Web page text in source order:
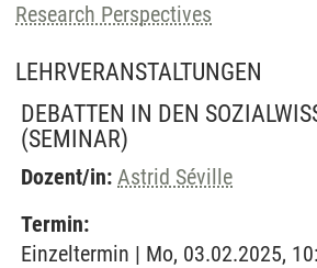
Research Perspectives
LEHRVERANSTALTUNGEN
DEBATTEN IN DEN
(SEMINAR)
Dozent/in: Astrid Séville
Termin:
Einzeltermin | Mo, 03.02.2025,